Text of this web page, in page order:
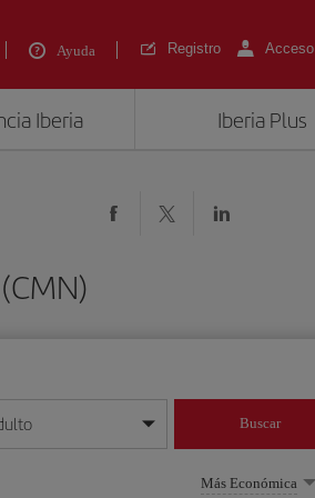
Ayuda Registro Acceso
Iberia Iberia Plus
mes/año
Buscar
Más Económica